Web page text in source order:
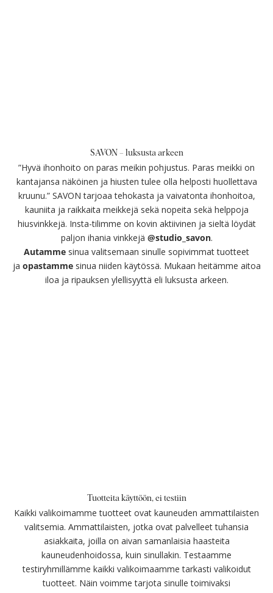
SAVON – luksusta arkeen
”Hyvä ihonhoito on paras meikin pohjustus. Paras meikki on
kantajansa näköinen ja hiusten tulee olla helposti huollettava
kruunu.” SAVON tarjoaa tehokasta ja vaivatonta ihonhoitoa,
kauniita ja raikkaita meikkejä sekä nopeita sekä helppoja
hiusvinkkejä. Insta-tilimme on kovin aktiivinen ja sieltä löydät
paljon ihania vinkkejä @studio_savon.
Autamme sinua valitsemaan sinulle sopivimmat tuotteet
ja opastammesinua niiden käytössä. Mukaan heitämme aitoa
iloa ja ripauksen ylellisyyttä eli luksusta arkeen.
Tuotteita käyttöön, ei testiin
Kaikki valikoimamme tuotteet ovat kauneuden ammattilaisten
valitsemia. Ammattilaisten, jotka ovat palvelleet tuhansia
asiakkaita, joilla on aivan samanlaisia haasteita
kauneudenhoidossa, kuin sinullakin. Testaamme
testiryhmillämme kaikki valikoimaamme tarkasti valikoidut
tuotteet. Näin voimme tarjota sinulle toimivaksi